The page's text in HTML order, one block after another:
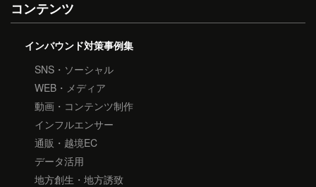
コンテンツ
インバウンド対策事例集
SNS・ソーシャル
WEB・メディア
動画・コンテンツ制作
インフルエンサー
通販・越境EC
データ活用
地方創生・地方誘致